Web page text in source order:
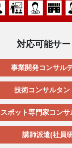
対応可能サ
事業開発コンサル
技術コンサルタン
スポット専門家コン
講師派遣(社員